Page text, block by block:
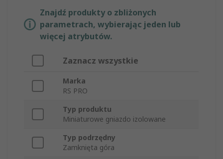
Znajdź produkty o zbliżonych
parametrach, wybierając jeden lub
więcej atrybutów.
Zaznacz wszystkie
Marka
RS PRO
Typ produktu
Miniaturowe gniazdo izolowane
Typ podrzędny
Zamknięta góra